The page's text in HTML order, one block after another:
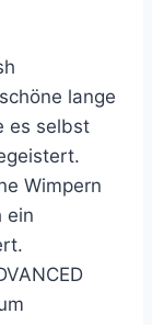
lange
es selbst
Wimpern
ein